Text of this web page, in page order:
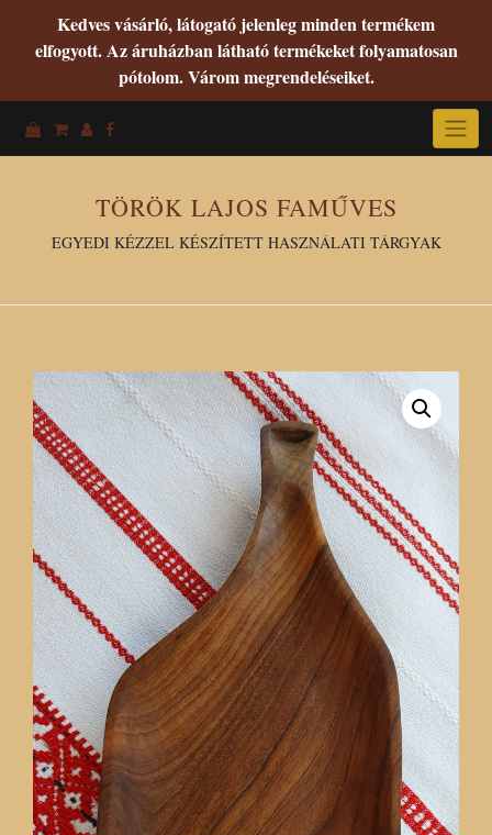
Kedves vásárló, látogató jelenleg minden termékem
elfogyott. Az áruházban látható termékeket folyamatosan
pótolom. Várom megrendeléseiket.
TÖRÖK LAJOS FAMŰVES
EGYEDI KÉZZEL KÉSZÍTETT HASZNÁLATI TÁRGYAK